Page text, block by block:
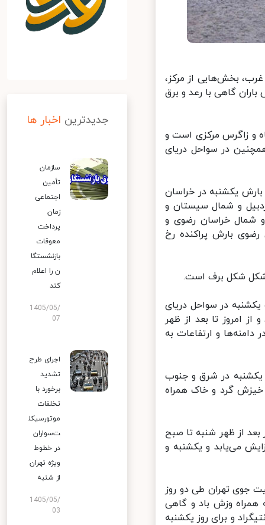
بخش‌هایی از مرکز،
گاهی با رعد و برق
و زاگرس مرکزی است و
در سواحل دریای
یکشنبه در خراسان
و شمال سیستان و
شمال خراسان رضوی و
بارش پراکنده رخ
شکل برف است.
در سواحل دریای
۵ درجه کاهش می‌یابد و از امروز تا بعد از ظهر
و ارتفاعات به
در شرق و جنوب
گرد و خاک همراه
از ظهر شنبه تا صبح
می‌یابد و یکشنبه و
تهران طی دو روز
تا ابری به همراه وزش باد و گاهی
دمای ۸ و حداکثر دمای ۱۷ درجه سانتیگراد و برای روز یکشنبه
جدیدترین اخبار ها
سازمان
تأمین
اجتماعی
زمان
پرداخت
معوقات
بازنشستگا
ن را اعلام
کند
1405/05/
07
اجرای طرح
تشدید
برخورد با
تخلفات
موتورسیکل
ت‌سواران
در خطوط
ویژه تهران
از شنبه
1405/05/
03